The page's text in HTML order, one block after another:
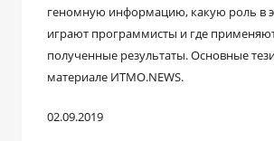
геномную информацию, какую роль в
играют программисты и где
полученные результаты. Основные
материале ИТМО.NEWS.
02.09.2019